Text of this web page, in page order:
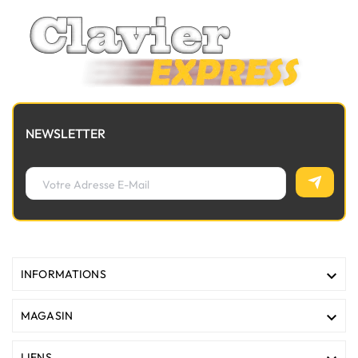
NEWSLETTER
INFORMATIONS 
MAGASIN 